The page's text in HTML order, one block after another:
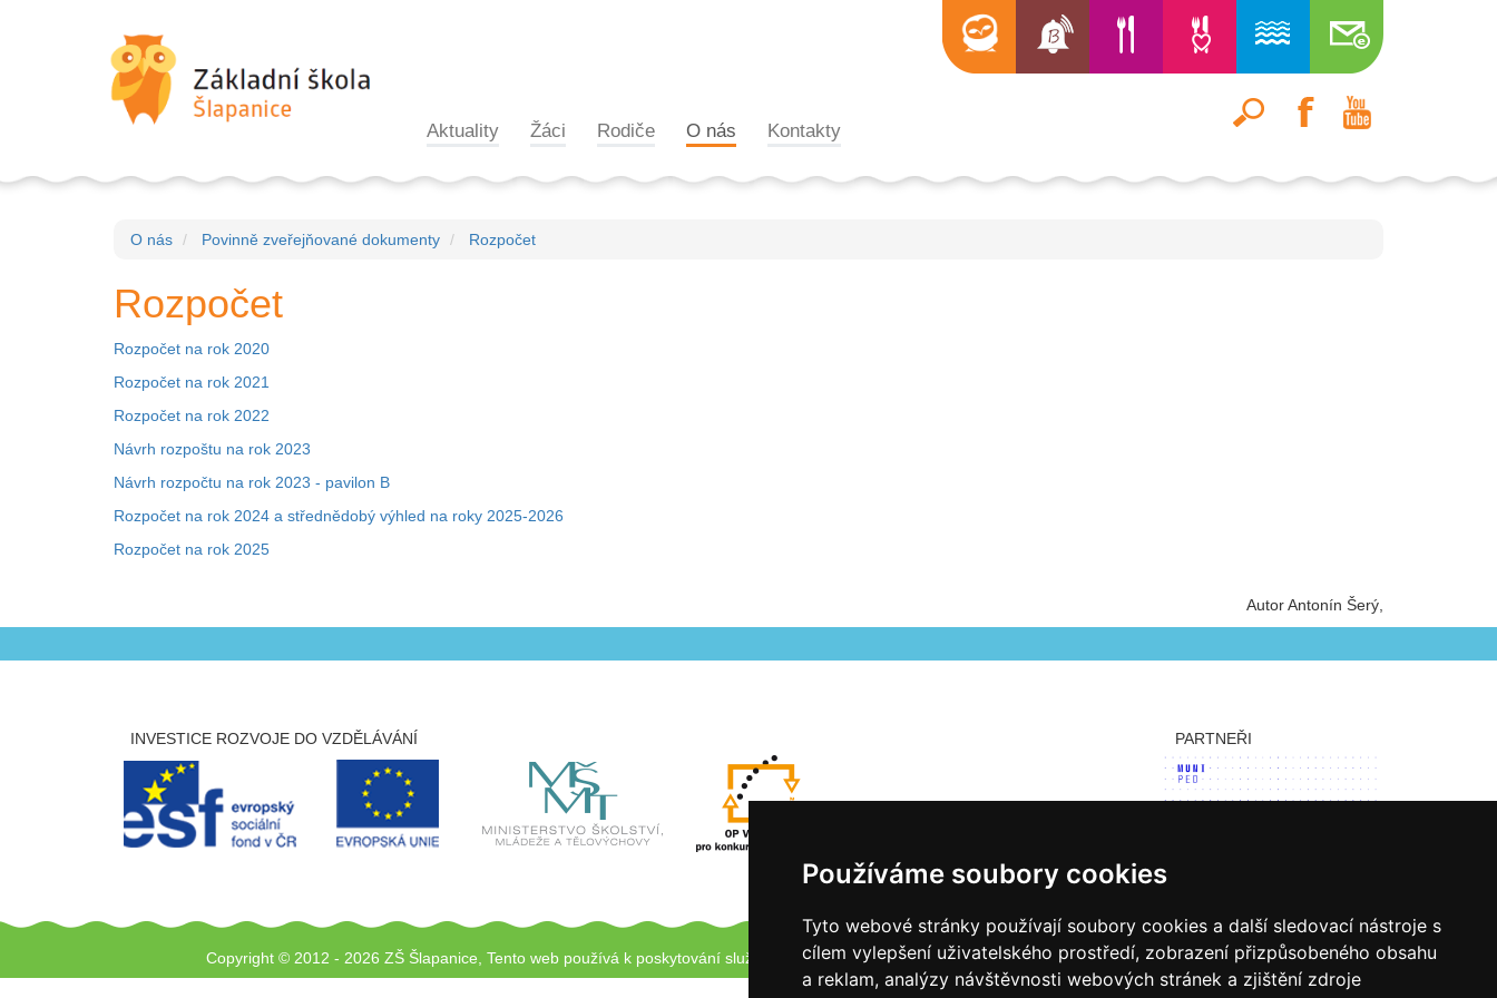
Používáme soubory cookies
Tyto webové stránky používají soubory cookies a další sledovací nástroje s
cílem vylepšení uživatelského prostředí, zobrazení přizpůsobeného obsahu
a reklam, analýzy návštěvnosti webových stránek a zjištění zdroje
Aktuality Žáci Rodiče O nás Kontakty
O nás Povinně zveřejňované dokumenty Rozpočet
Rozpočet
Rozpočet na rok 2020
Rozpočet na rok 2021
Rozpočet na rok 2022
Návrh rozpoštu na rok 2023
Návrh rozpočtu na rok 2023 - pavilon B
Rozpočet na rok 2024 a střednědobý výhled na roky 2025-2026
Rozpočet na rok 2025
Autor Antonín Šerý
INVESTICE ROZVOJE DO VZDĚLÁVÁNÍ PARTNEŘI
Copyright © 2012 - 2026 ZŠ Šlapanice, Tento web používá k poskytování služeb a analýze návštěvnosti soubory cookie. Pro úpravu převolby klikněte zde.